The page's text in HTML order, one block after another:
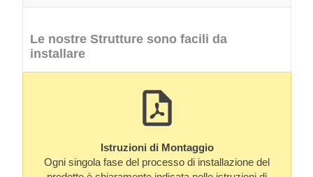
Le nostre Strutture sono facili da
installare
Istruzioni di Montaggio
Ogni singola fase del processo di installazione del